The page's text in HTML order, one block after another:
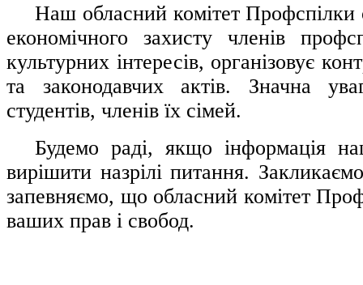
Наш обласний комітет Профспілки
економічного захисту членів
культурних інтересів, організовує
та законодавчих актів. Значна
студентів, членів їх сімей.
Будемо раді, якщо інформація
вирішити назрілі питання.
запевняємо, що обласний комітет
ваших прав і свобод.